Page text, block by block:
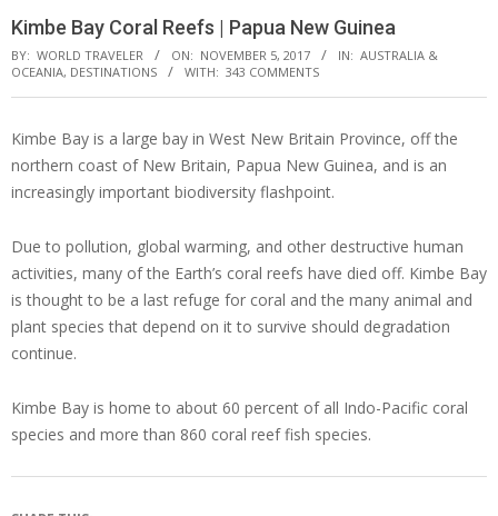
Kimbe Bay Coral Reefs | Papua New Guinea
BY: WORLD TRAVELER ON: NOVEMBER 5, 2017 IN: AUSTRALIA &
OCEANIA, DESTINATIONS WITH: 343 COMMENTS
Kimbe Bay is a large bay in West New Britain Province, off the
northern coast of New Britain, Papua New Guinea, and is an
increasingly important biodiversity flashpoint.
Due to pollution, global warming, and other destructive human
activities, many of the Earth’s coral reefs have died off. Kimbe Bay
is thought to be a last refuge for coral and the many animal and
plant species that depend on it to survive should degradation
continue.
Kimbe Bay is home to about 60 percent of all Indo-Pacific coral
species and more than 860 coral reef fish species.